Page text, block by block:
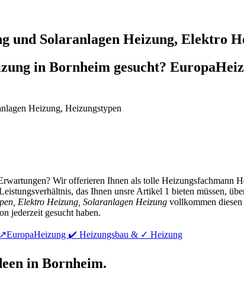
und Solaranlagen Heizung, Elektro
in Bornheim gesucht?
Heizung, Heizungstypen
Wir offerieren Ihnen als tolle Heizungsfachmann
das Ihnen unsre Artikel 1 bieten müssen,
Elektro Heizung, Solaranlagen Heizung vollkommen
jederzeit gesucht haben.
✔️ Heizungsbau & ✓ Heizung
in Bornheim.